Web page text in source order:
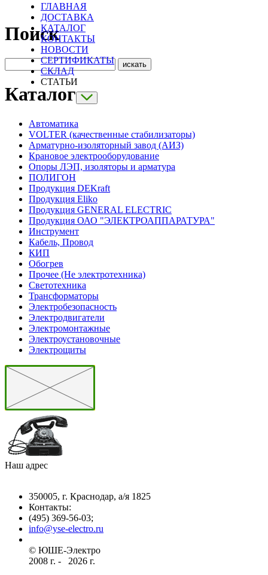
ГЛАВНАЯ
ДОСТАВКА
КАТАЛОГ
КОНТАКТЫ
НОВОСТИ
СЕРТИФИКАТЫ
СКЛАД
СТАТЬИ
Поиск
Каталог
Автоматика
VOLTER (качественные стабилизаторы)
Арматурно-изоляторный завод (АИЗ)
Крановое электрооборудование
Опоры ЛЭП, изоляторы и арматура
ПОЛИГОН
Продукция DEKraft
Продукция Eliko
Продукция GENERAL ELECTRIC
Продукция ОАО "ЭЛЕКТРОАППАРАТУРА"
Инструмент
Кабель, Провод
КИП
Обогрев
Прочее (Не электротехника)
Светотехника
Трансформаторы
Электробезопасность
Электродвигатели
Электромонтажные
Электроустановочные
Электрощиты
Наш адрес
350005, г. Краснодар, а/я 1825
Контакты: ­
(495) 369-56-03;
info@yse-electro.ru­
© ЮШЕ-Эл­ектро ­
2008 г­. - ­ ­­­­­
2026 г.